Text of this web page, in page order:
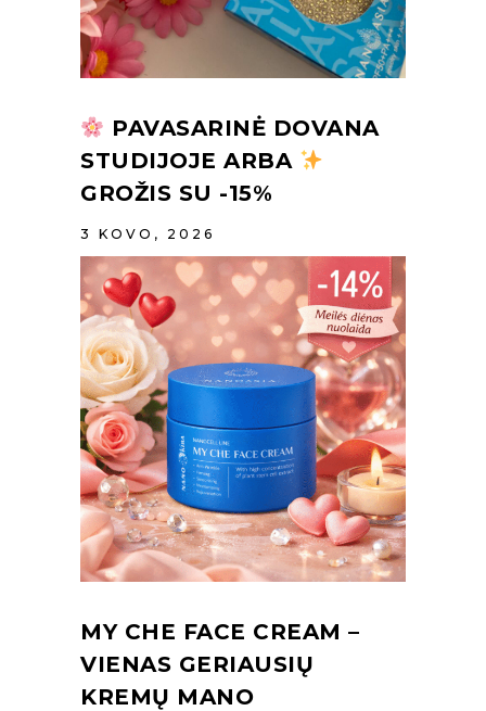
PAVASARINĖ DOVANA
STUDIJOJE ARBA
GROŽIS SU -15%
3 KOVO, 2026
MY CHE FACE CREAM –
VIENAS GERIAUSIŲ
KREMŲ MANO